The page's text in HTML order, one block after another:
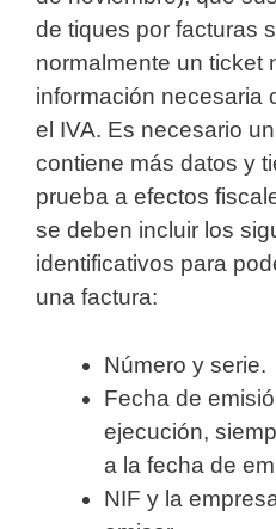
de tiques por facturas
normalmente un ticket
información necesaria
el IVA. Es necesario
contiene más datos y
prueba a efectos
se deben incluir los
identificativos para
una factura:
Número y serie.
Fecha de
ejecución,
a la fecha de
NIF y la